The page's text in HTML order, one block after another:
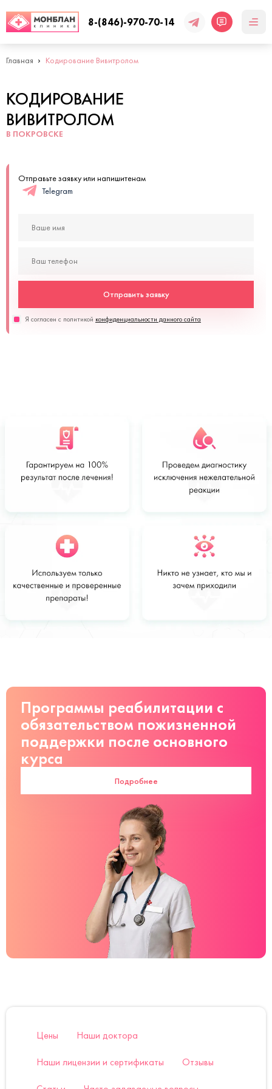
8-(846)-970-70-14
Главная Кодирование Вивитролом
КОДИРОВАНИЕ
ВИВИТРОЛОМ
В ПОКРОВСКЕ
Отправьте заявку или напишитенам
Telegram
Отправить заявку
Я согласен с политикой конфиденциальности данного сайта
Стоимость
от 21000 руб
Заказать
Программы реабилитации с
обязательством пожизненной
поддержки после основного
курса
Подробнее
Цены Наши доктора
Наши лицензии и сертификаты Отзывы